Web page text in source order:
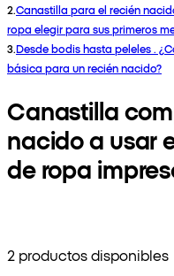
2.Canastilla para el recién
ropa elegir para sus primeros
3.Desde bodis hasta peleles .
básica para un recién nacido?
Canastilla
nacido a usar
de ropa
2 productos disponibles